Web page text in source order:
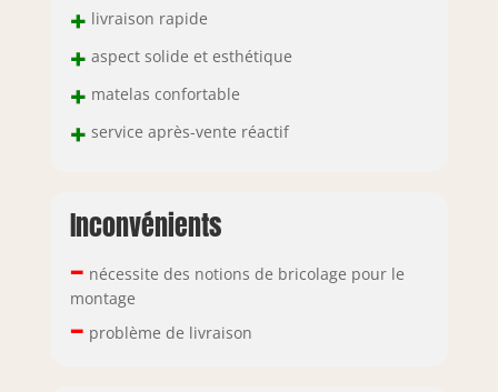
absorbe la force
relaxation
évacuée. Le
+ livraison rapide
+ aspect solide et esthétique
+ matelas confortable
+ service après-vente réactif
Inconvénients
– nécessite des notions de bricolage pour le
montage
– problème de livraison